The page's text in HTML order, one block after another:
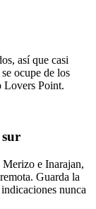
así que casi
ocupe de los
Lovers Point.
sur
e Inarajan,
Guarda la
nunca